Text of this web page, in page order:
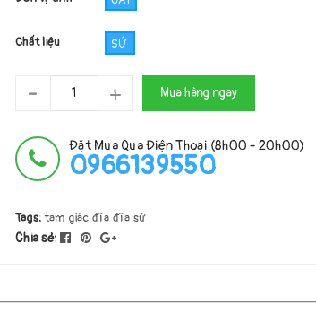
Chất liệu SỨ
- + Mua hàng ngay
Đặt Mua Qua Điện Thoại (8h00 - 20h00)
0966139550
Tags:tam giác đĩa đĩa sứ
Chia sẻ: